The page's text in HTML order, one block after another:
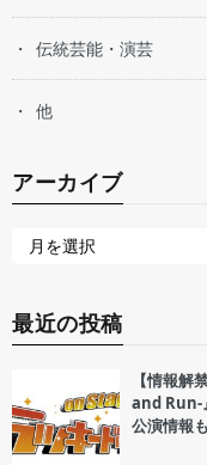
伝統芸能・演芸
他
アーカイブ
最近の投稿
【情報
and Run-
公演情報